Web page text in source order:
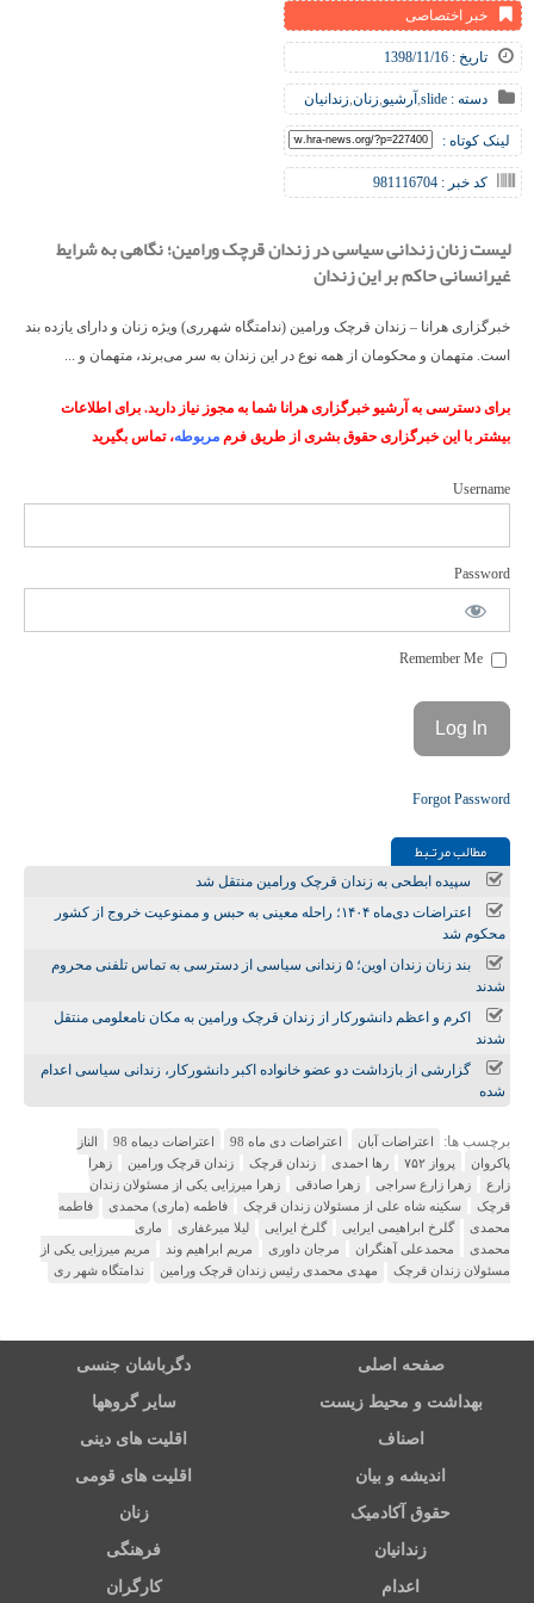
خبر اختصاصی
تاریخ : 1398/11/16
دسته : slide
,آرشیو,زنان,زندانیان
لینک کوتاه :
کد خبر : 981116704
لیست زنان زندانی سیاسی در زندان قرچک ورامین؛ نگاهی به شرایط
غیرانسانی حاکم بر این زندان
خبرگزاری هرانا – زندان قرچک ورامین (ندامتگاه شهرری) ویژه زنان و دارای یازده بند
است. متهمان و محکومان از همه نوع در این زندان به سر می‌برند، متهمان و ...
برای دسترسی به آرشیو خبرگزاری هرانا شما به مجوز نیاز دارید. برای اطلاعات
بیشتر با این خبرگزاری حقوق بشری از طریق فرم مربوطه، تماس بگیرید
Username
Password
Forgot Password
مطالب مرتـبط
سپیده ابطحی به زندان قرچک ورامین منتقل شد
اعتراضات دی‌ماه ۱۴۰۴؛ راحله معینی به حبس و ممنوعیت خروج از کشور
محکوم شد
بند زنان زندان اوین؛ ۵ زندانی سیاسی از دسترسی به تماس تلفنی محروم
شدند
اکرم و اعظم دانشورکار از زندان قرچک ورامین به مکان نامعلومی منتقل
شدند
گزارشی از بازداشت دو عضو خانواده اکبر دانشورکار، زندانی سیاسی اعدام
شده
برچسب ها: اعتراضات آبان اعتراضات دی ماه 98 اعتراضات دیماه 98
الناز
پاکروان
پرواز ۷۵۲ رها احمدی زندان قرچک زندان قرچک ورامین
زهرا
زارع
زهرا زارع سراجی زهرا صادقی
زهرا میرزایی یکی از مسئولان زندان
قرچک
سکینه شاه علی از مسئولان زندان قرچک فاطمه (ماری) محمدی
فاطمه
محمدی
گلرخ ابراهیمی ایرایی گلرخ ایرایی لیلا میرغفاری
ماری
محمدی
محمدعلی آهنگران مرجان داوری مریم ابراهیم وند
مریم میرزایی یکی از
مسئولان زندان قرچک
مهدی محمدی رئیس زندان قرچک ورامین ندامتگاه شهر ری
صفحه اصلی دگرباشان جنسی
بهداشت و محیط زیست سایر گروهها
اصناف اقلیت های دینی
اندیشه و بیان اقلیت های قومی
حقوق آکادمیک زنان
زندانیان فرهنگی
اعدام کارگران